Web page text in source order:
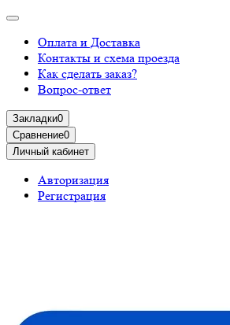
Оплата и Доставка
Контакты и схема проезда
Как сделать заказ?
Вопрос-ответ
Закладки0
Сравнение0
Личный кабинет
Авторизация
Регистрация